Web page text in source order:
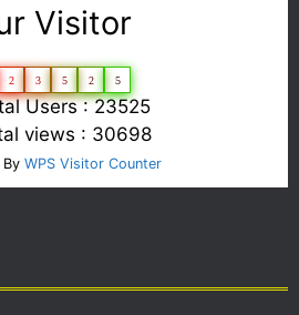
Visitor
2 3 5 2 5
Users : 23525
views : 30698
By WPS Visitor Counter